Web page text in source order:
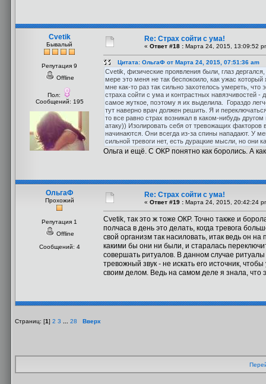
Cvetik
Бывалый
Репутация 9
Offline
Пол:
Сообщений: 195
Re: Страх сойти с ума!
« Ответ #18 : Марта 24, 2015, 13:09:52
Цитата: ОльгаФ от Марта 24, 2015, 07:51:36 am
Cvetik, физические проявления были, глаз
мере это меня не так беспокоило, как ужас
мне как-то раз так сильно захотелось умереть,
страха сойти с ума и контрастных навязчивостей
самое жуткое, поэтому я их выделила. Гораздо
тут наверно врач должен решить. Я и
то все равно страх возникал в каком-нибудь
атаку)) Изолировать себя от тревожащих
начинаются. Они всегда из-за спины нападают. У
сильной тревоги нет, есть дурацкие мысли, но они
Ольга и ещё. С ОКР понятно как боролись. А
ОльгаФ
Прохожий
Репутация 1
Offline
Сообщений: 4
Re: Страх сойти с ума!
« Ответ #19 : Марта 24, 2015, 20:42:24
Cvetik, так это ж тоже ОКР. Точно также и
полчаса в день это делать, когда тревога
свой организм так насиловать, итак ведь он
какими бы они ни были, и старалась
совершать ритуалов. В данном случае
тревожный звук - не искать его источник,
своим делом. Ведь на самом деле я знала, что
Страниц: [1] 2 3 28 Вверх